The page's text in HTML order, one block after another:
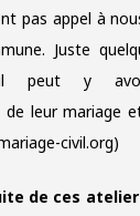
pas appel à
Juste
peut y
de leur mariage
civil.org)
de ces